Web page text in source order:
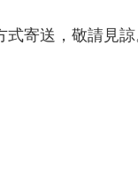
寄送，敬請見諒